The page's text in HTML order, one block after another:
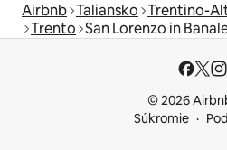
Airbnb Taliansko Trentino-
Trento San Lorenzo in
© 2026
Súkromie